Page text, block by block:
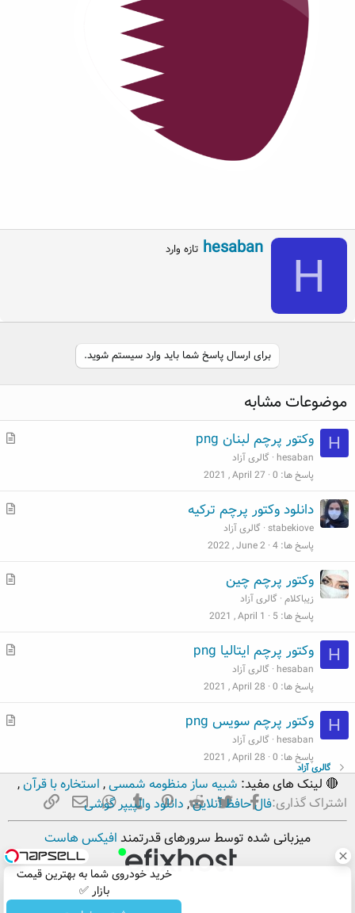
خرید خودروی شما به بهترین قیمت
بازار ✅
H
W
e
b
y
hesaban تازه وارد
برای ارسال پاسخ شما باید وارد سیستم شوید.
موضوعات مشابه
H
م
وکتور پرچم لبنان png
hesaban گالری آزاد
پاسخ ها 0
2021 , April 27
م
دانلود وکتور پرچم ترکیه
stabekiove گالری آزاد
پاسخ ها 4
2022 , June 2
م
وکتور پرچم چین
زیباکلام گالری آزاد
پاسخ ها 5
2021 , April 1
H
م
وکتور پرچم ایتالیا png
hesaban گالری آزاد
پاسخ ها 0
2021 , April 28
H
م
وکتور پرچم سویس png
hesaban گالری آزاد
پاسخ ها 0
2021 , April 28
اشتراک گذاری: فیسبوکتویتر Reddit
Pinterest
Tumblr
WhatsApp
ایمیل
گالری آزاد
🔴 لینک های مفید: شبیه ساز منظومه شمسی, استخاره با قرآن,
فال حافظ آنلاین, دانلود والپیپر گوشی
میزبانی شده توسط سرورهای قدرتمند افیکس هاست